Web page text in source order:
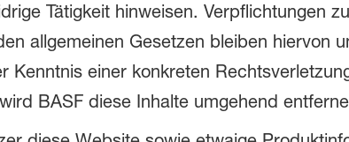
Tätigkeit hinweisen. Verpflichtungen
allgemeinen Gesetzen bleiben hiervon
Kenntnis einer konkreten
BASF diese Inhalte umgehend